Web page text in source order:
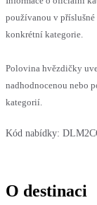
používanou v
konkrétní kategorie.
Polovina hvězdičky
nadhodnocenou nebo
kategorií.
Kód nabídky:
O destinaci